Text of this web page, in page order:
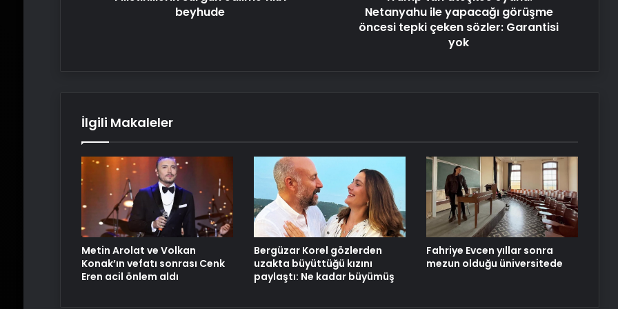
Vira Assistance’tan Türkiye
Yıllara meydan okuyor… Kim der 81
yaşında!
beyhude
sözler:
Garantisi
Netanyahu ile yapacağı görüşme
öncesi tepki çeken sözler: Garantisi
yok
İlgili Makaleler
Metin Arolat ve Volkan
Konak’ın vefatı sonrası Cenk
Eren acil önlem aldı
Bergüzar Korel gözlerden
uzakta büyüttüğü kızını
paylaştı: Ne kadar büyümüş
Fahriye Evcen yıllar sonra
mezun olduğu üniversitede